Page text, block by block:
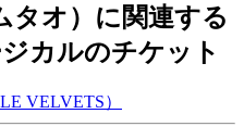
タオ）に関連する
カルのチケット
VELVETS）